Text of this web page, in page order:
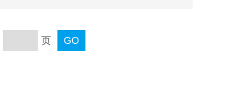
页